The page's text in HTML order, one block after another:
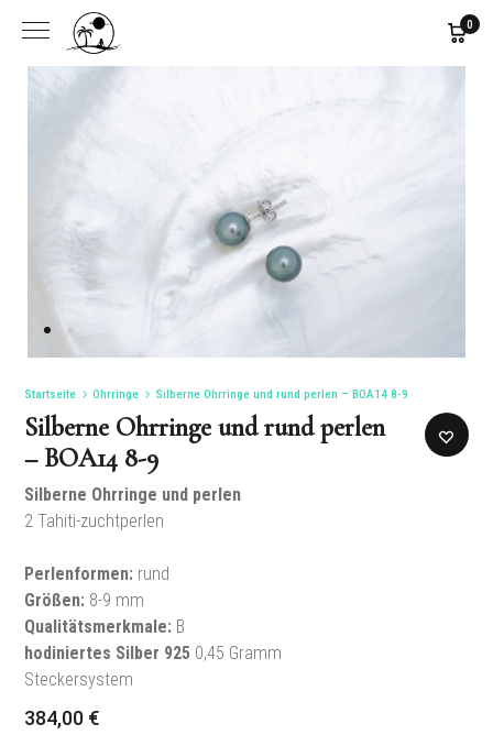
0
Startseite Ohrringe Silberne Ohrringe und rund perlen – BOA14 8-9
Silberne Ohrringe und rund perlen
– BOA14 8-9
Silberne Ohrringe und perlen
2 Tahiti-zuchtperlen
Perlenformen: rund
Größen: 8-9 mm
Qualitätsmerkmale: B
hodiniertes Silber 925 0,45 Gramm
Steckersystem
384,00 €